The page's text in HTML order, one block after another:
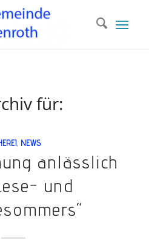
für:
, NEWS
anlässlich
und